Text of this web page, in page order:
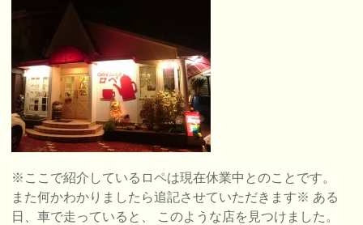
※ここで紹介しているロペは現在休業中とのことです。
また何かわかりましたら追記させていただきます※ ある
日、車で走っていると、 このような店を見つけました。